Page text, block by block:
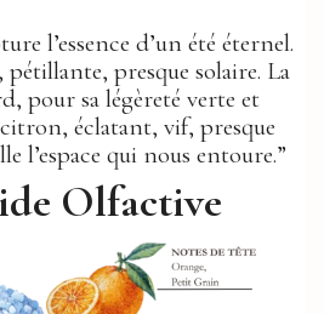
l’essence d’un été éternel.
presque solaire. La
pour sa légèreté verte et
éclatant, vif, presque
l’espace qui nous entoure.”
Olfactive